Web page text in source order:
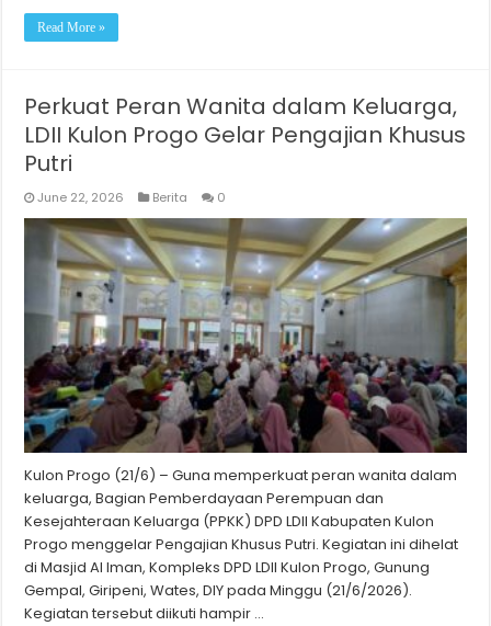
Read More »
Perkuat Peran Wanita dalam Keluarga,
LDII Kulon Progo Gelar Pengajian Khusus
Putri
June 22, 2026 Berita 0
Kulon Progo (21/6) – Guna memperkuat peran wanita dalam
keluarga, Bagian Pemberdayaan Perempuan dan
Kesejahteraan Keluarga (PPKK) DPD LDII Kabupaten Kulon
Progo menggelar Pengajian Khusus Putri. Kegiatan ini dihelat
di Masjid Al Iman, Kompleks DPD LDII Kulon Progo, Gunung
Gempal, Giripeni, Wates, DIY pada Minggu (21/6/2026).
Kegiatan tersebut diikuti hampir …